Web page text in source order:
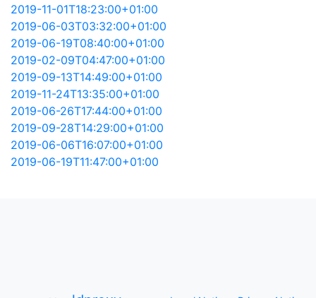
2019-11-01T18:23:00+01:00
2019-06-03T03:32:00+01:00
2019-06-19T08:40:00+01:00
2019-02-09T04:47:00+01:00
2019-09-13T14:49:00+01:00
2019-11-24T13:35:00+01:00
2019-06-26T17:44:00+01:00
2019-09-28T14:29:00+01:00
2019-06-06T16:07:00+01:00
2019-06-19T11:47:00+01:00